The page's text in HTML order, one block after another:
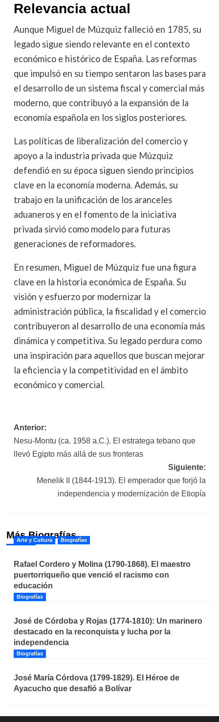
Relevancia actual
Aunque Miguel de Múzquiz falleció en 1785, su
legado sigue siendo relevante en el contexto
económico e histórico de España. Las reformas
que impulsó en su tiempo sentaron las bases para
el desarrollo de un sistema fiscal y comercial más
moderno, que contribuyó a la expansión de la
economía española en los siglos posteriores.
Las políticas de liberalización del comercio y
apoyo a la industria privada que Múzquiz
defendió en su época siguen siendo principios
clave en la economía moderna. Además, su
trabajo en la unificación de los aranceles
aduaneros y en el fomento de la iniciativa
privada sirvió como modelo para futuras
generaciones de reformadores.
En resumen, Miguel de Múzquiz fue una figura
clave en la historia económica de España. Su
visión y esfuerzo por modernizar la
administración pública, la fiscalidad y el comercio
contribuyeron al desarrollo de una economía más
dinámica y competitiva. Su legado perdura como
una inspiración para aquellos que buscan mejorar
la eficiencia y la competitividad en el ámbito
económico y comercial.
Navegación
de
entradas
Anterior:
Nesu-Montu (ca. 1958 a.C.). El estratega tebano que
llevó Egipto más allá de sus fronteras
Siguiente:
Menelik II (1844-1913). El emperador que forjó la
independencia y modernización de Etiopía
Más Biografías
Arte y Cultura Biografías
Rafael Cordero y Molina (1790-1868). El maestro
puertorriqueño que venció el racismo con
educación
Biografías
José de Córdoba y Rojas (1774-1810): Un marinero
destacado en la reconquista y lucha por la
independencia
Biografías
José María Córdova (1799-1829). El Héroe de
Ayacucho que desafió a Bolívar